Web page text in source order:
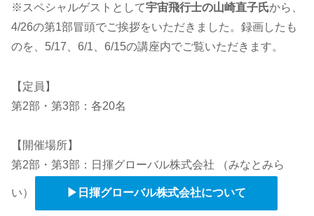
※スペシャルゲストとして宇宙飛行士の山崎直子氏から、
4/26の第1部冒頭でご挨拶をいただきました。録画したも
のを、5/17、6/1、6/15の講座内でご覧いただきます。
【定員】
第2部・第3部：各20名
【開催場所】
第2部・第3部：日揮グローバル株式会社 （みなとみら
い） ▶日揮グローバル株式会社について